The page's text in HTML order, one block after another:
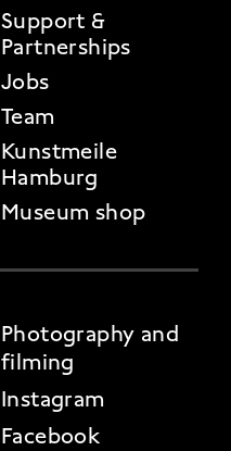
Support &
Partnerships
Jobs
Team
Kunstmeile
Hamburg
Museum shop
Photography and
filming
Instagram
Facebook